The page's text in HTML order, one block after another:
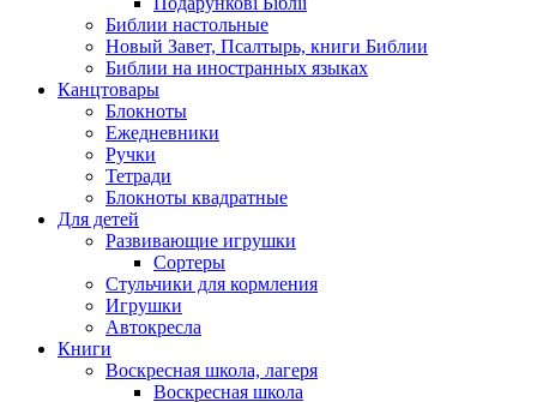
Библии настольные
Новый Завет, Псалтырь, книги Библии
Библии на иностранных языках
Канцтовары
Блокноты
Ежедневники
Ручки
Тетради
Блокноты квадратные
Для детей
Развивающие игрушки
Сортеры
Стульчики для кормления
Игрушки
Автокресла
Книги
Воскресная школа, лагеря
Воскресная школа